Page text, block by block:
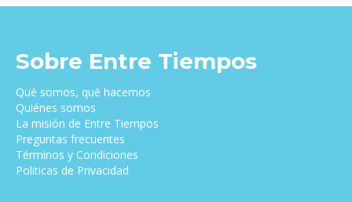
Sobre Entre Tiempos
Qué somos, qué hacemos
Quiénes somos
La misión de Entre Tiempos
Preguntas frecuentes
Términos y Condiciones
Politicas de Privacidad